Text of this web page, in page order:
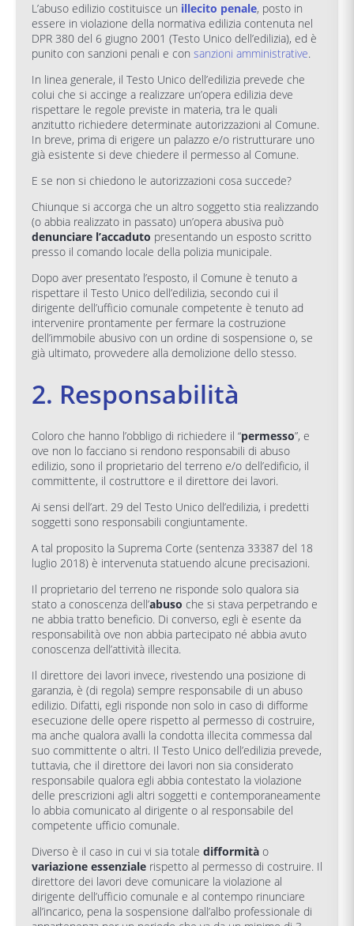
L’abuso edilizio costituisce un illecito penale, posto in
essere in violazione della normativa edilizia contenuta nel
DPR 380 del 6 giugno 2001 (Testo Unico dell’edilizia), ed è
punito con sanzioni penali e con sanzioni amministrative.
In linea generale, il Testo Unico dell’edilizia prevede che
colui che si accinge a realizzare un’opera edilizia deve
rispettare le regole previste in materia, tra le quali
anzitutto richiedere determinate autorizzazioni al Comune.
In breve, prima di erigere un palazzo e/o ristrutturare uno
già esistente si deve chiedere il permesso al Comune.
E se non si chiedono le autorizzazioni cosa succede?
Chiunque si accorga che un altro soggetto stia realizzando
(o abbia realizzato in passato) un’opera abusiva può
denunciare l’accaduto presentando un esposto scritto
presso il comando locale della polizia municipale.
Dopo aver presentato l’esposto, il Comune è tenuto a
rispettare il Testo Unico dell’edilizia, secondo cui il
dirigente dell’ufficio comunale competente è tenuto ad
intervenire prontamente per fermare la costruzione
dell’immobile abusivo con un ordine di sospensione o, se
già ultimato, provvedere alla demolizione dello stesso.
2. Responsabilità
Coloro che hanno l’obbligo di richiedere il “permesso”, e
ove non lo facciano si rendono responsabili di abuso
edilizio, sono il proprietario del terreno e/o dell’edificio, il
committente, il costruttore e il direttore dei lavori.
Ai sensi dell’art. 29 del Testo Unico dell’edilizia, i predetti
soggetti sono responsabili congiuntamente.
A tal proposito la Suprema Corte (sentenza 33387 del 18
luglio 2018) è intervenuta statuendo alcune precisazioni.
Il proprietario del terreno ne risponde solo qualora sia
stato a conoscenza dell’abuso che si stava perpetrando e
ne abbia tratto beneficio. Di converso, egli è esente da
responsabilità ove non abbia partecipato né abbia avuto
conoscenza dell’attività illecita.
Il direttore dei lavori invece, rivestendo una posizione di
garanzia, è (di regola) sempre responsabile di un abuso
edilizio. Difatti, egli risponde non solo in caso di difforme
esecuzione delle opere rispetto al permesso di costruire,
ma anche qualora avalli la condotta illecita commessa dal
suo committente o altri. Il Testo Unico dell’edilizia prevede,
tuttavia, che il direttore dei lavori non sia considerato
responsabile qualora egli abbia contestato la violazione
delle prescrizioni agli altri soggetti e contemporaneamente
lo abbia comunicato al dirigente o al responsabile del
competente ufficio comunale.
Diverso è il caso in cui vi sia totale difformità o
variazione essenziale rispetto al permesso di costruire. Il
direttore dei lavori deve comunicare la violazione al
dirigente dell’ufficio comunale e al contempo rinunciare
all’incarico, pena la sospensione dall’albo professionale di